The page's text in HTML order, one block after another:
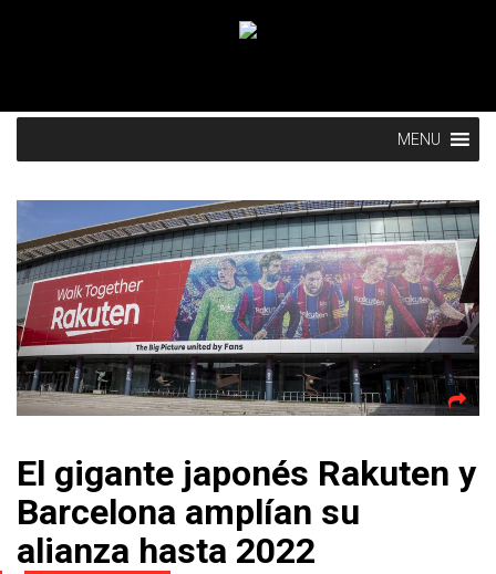
MENU
El gigante japonés Rakuten y
Barcelona amplían su
alianza hasta 2022